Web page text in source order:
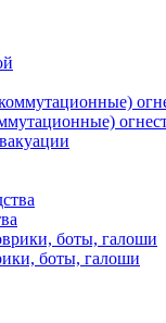
боты, галоши